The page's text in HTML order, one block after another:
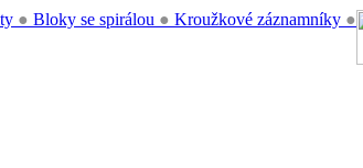
● Bloky se spirálou ● Kroužkové záznamníky ●